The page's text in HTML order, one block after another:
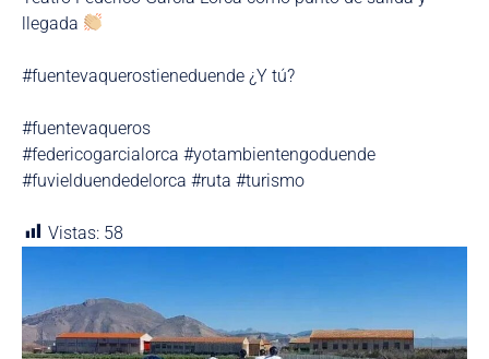
llegada
#fuentevaquerostieneduende ¿Y tú?
#fuentevaqueros
#federicogarcialorca #yotambientengoduende
#fuvielduendedelorca #ruta #turismo
Vistas: 58